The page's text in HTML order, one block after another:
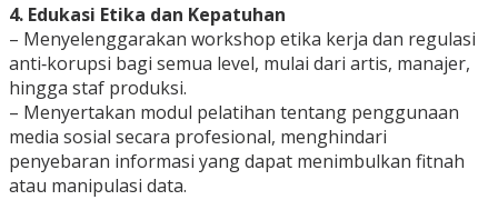
4. Edukasi Etika dan Kepatuhan
– Menyelenggarakan workshop etika kerja dan regulasi
anti‑korupsi bagi semua level, mulai dari artis, manajer,
hingga staf produksi.
– Menyertakan modul pelatihan tentang penggunaan
media sosial secara profesional, menghindari
penyebaran informasi yang dapat menimbulkan fitnah
atau manipulasi data.